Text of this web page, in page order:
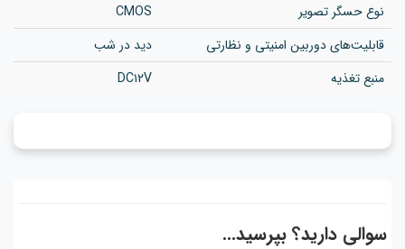
نوع حسگر تصویر
CMOS
قابلیت‌های دوربین امنیتی و نظارتی
دید در شب
منبع تغذیه
DC۱۲V
سوالی دارید؟ بپرسید...